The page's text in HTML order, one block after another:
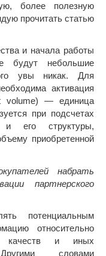
более полезную
прочитать статью
и начала работы
будут небольшие
увы никак. Для
активация
volume) — единица
при подсчетах
и его структуры,
приобретенной
набрать
партнерского
потенциальным
относительно
качеств и иных
словами